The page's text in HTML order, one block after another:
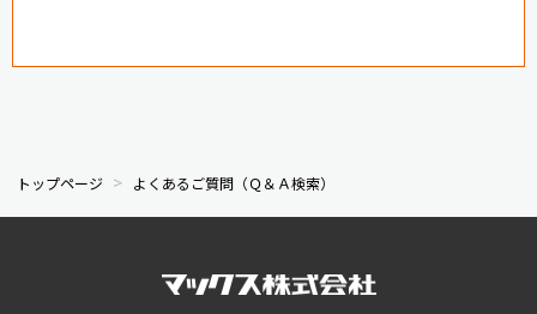
トップページ よくあるご質問（Ｑ＆Ａ検索）